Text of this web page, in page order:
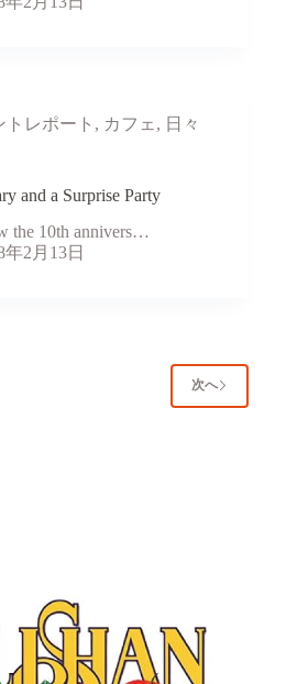
トレポート , カフェ , 日々
and a Surprise Party
the 10th annivers…
年2月13日
次へ